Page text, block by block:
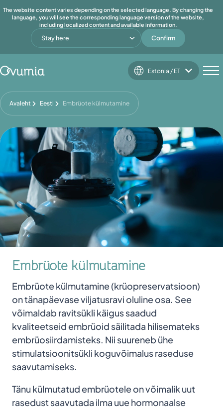
The website content varies depending on the selected language. By changing the
language, you will see the corresponding language version of the website,
including localized content and available information.
Stay here Confirm
Estonia / ET
Avaleht Eesti Embrüote külmutamine
Embrüote külmutamine
Embrüote külmutamine (krüopreservatsioon)
on tänapäevase viljatusravi oluline osa. See
võimaldab ravitsükli käigus saadud
kvaliteetseid embrüoid säilitada hilisemateks
embrüosiirdamisteks. Nii suureneb ühe
stimulatsioonitsükli koguvõimalus raseduse
saavutamiseks.
Tänu külmutatud embrüotele on võimalik uut
rasedust saavutada ilma uue hormonaalse